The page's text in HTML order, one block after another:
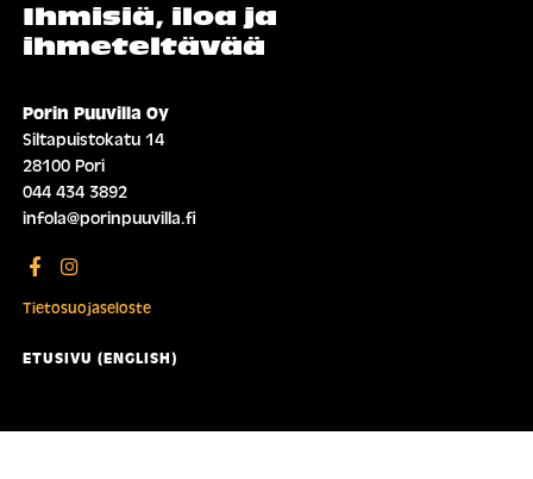
Ihmisiä, iloa ja
ihmeteltävää
Porin Puuvilla Oy
Siltapuistokatu 14
28100 Pori
044 434 3892
infola@porinpuuvilla.fi
Tietosuojaseloste
ETUSIVU (ENGLISH)